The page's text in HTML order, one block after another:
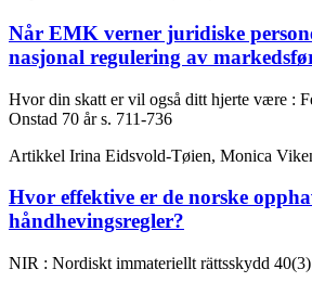
Når EMK verner juridiske
nasjonal regulering av
Hvor din skatt er vil også ditt hjerte være :
Onstad 70 år s. 711-736
Artikkel Irina Eidsvold-Tøien, Monica
Hvor effektive er de norske
håndhevingsregler?
NIR : Nordiskt immateriellt rättsskydd 40(3)